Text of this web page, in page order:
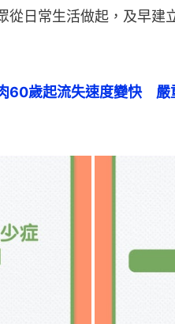
從日常生活做起，及早建
60歲起流失速度變快　